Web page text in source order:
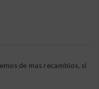
de mas recambios, si